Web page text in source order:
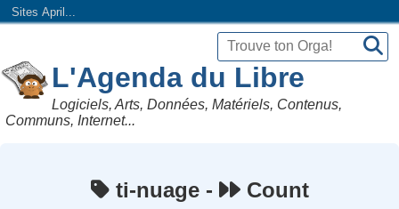
Sites April...
L'Agenda du Libre
Logiciels, Arts, Données, Matériels, Contenus,
Communs, Internet...
ti-nuage - Count